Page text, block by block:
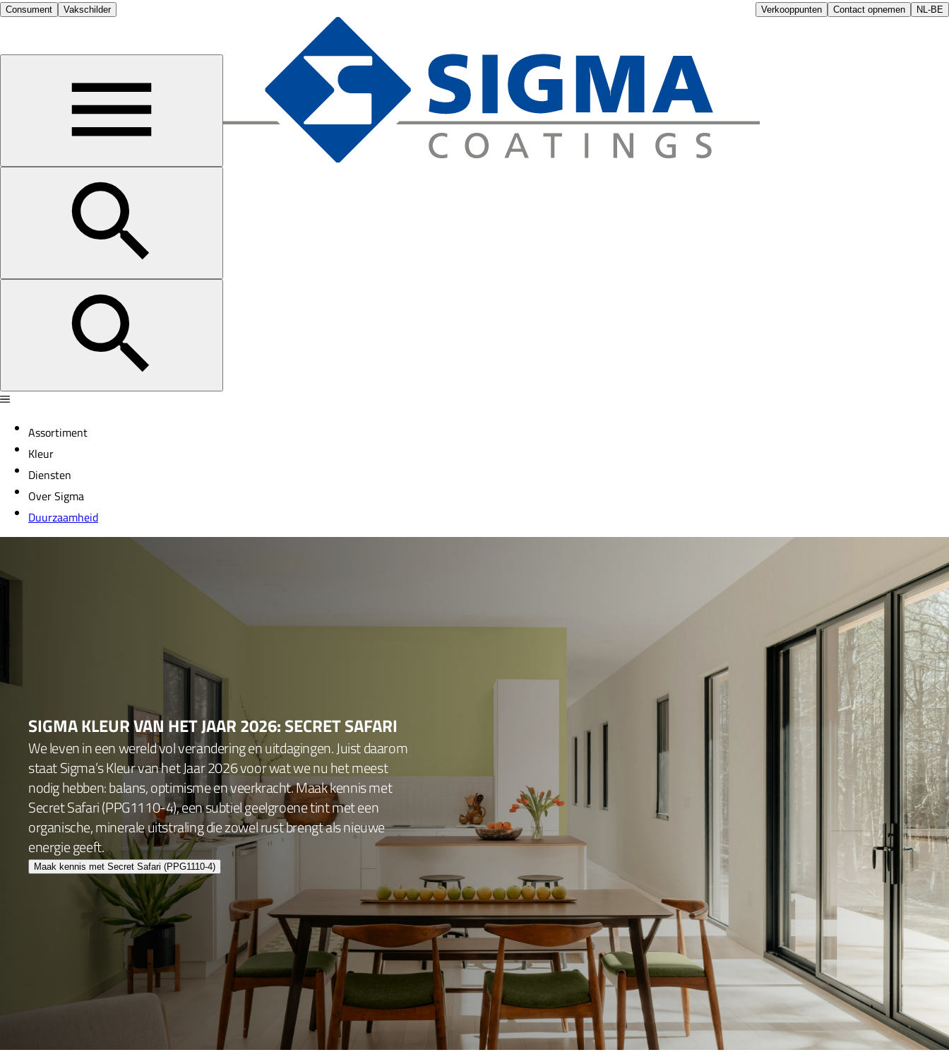
Consument Vakschilder Verkooppunten Contact opnemen NL-BE
Assortiment
Kleur
Diensten
Over Sigma
Duurzaamheid
SIGMA KLEUR VAN HET JAAR 2026: SECRET SAFARI
We leven in een wereld vol verandering en uitdagingen. Juist daarom
staat Sigma’s Kleur van het Jaar 2026 voor wat we nu het meest
nodig hebben: balans, optimisme en veerkracht. Maak kennis met
Secret Safari (PPG1110-4), een subtiel geelgroene tint met een
organische, minerale uitstraling die zowel rust brengt als nieuwe
energie geeft.
Maak kennis met Secret Safari (PPG1110-4)